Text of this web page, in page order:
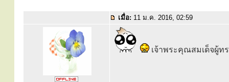
เมื่อ: 11 ม.ค. 2016, 02:59
เจ้าพระคุณสมเด็จผู้ท